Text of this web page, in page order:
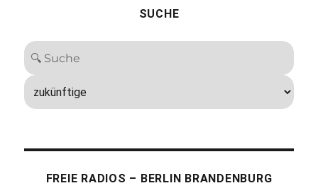
SUCHE
FREIE RADIOS – BERLIN BRANDENBURG